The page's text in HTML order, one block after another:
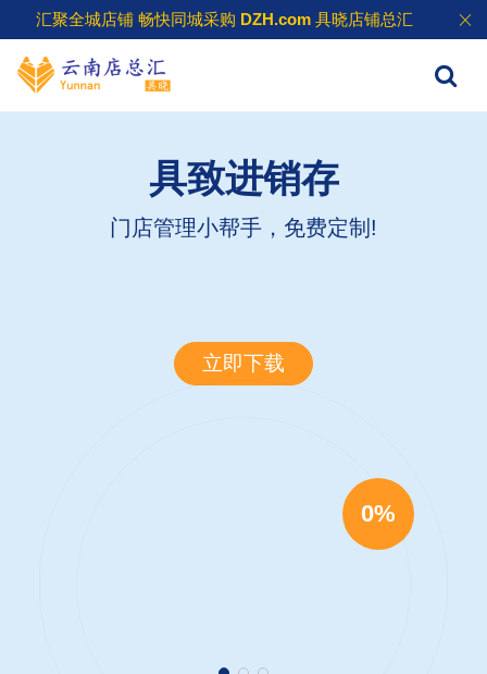
汇聚全城店铺 畅快同城采购 DZH.com 具晓店铺总汇
具致进销存
门店管理小帮手，免费定制!
立即下载
0%